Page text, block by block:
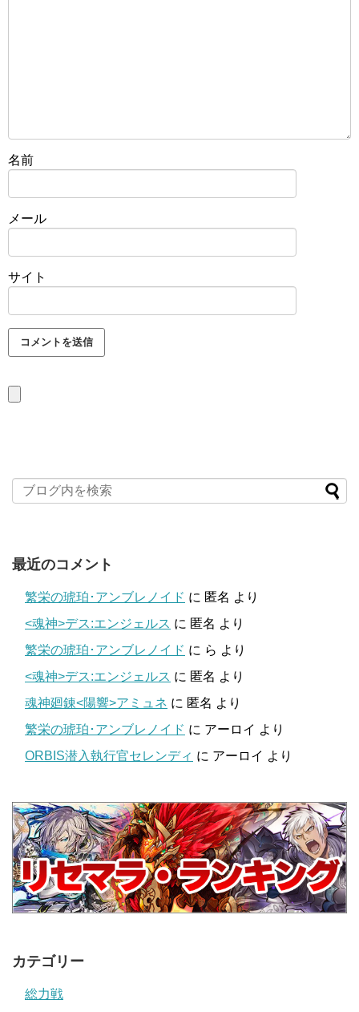
名前
メール
サイト
最近のコメント
繁栄の琥珀･アンブレノイド に 匿名 より
<魂神>デス:エンジェルス に 匿名 より
繁栄の琥珀･アンブレノイド に ら より
<魂神>デス:エンジェルス に 匿名 より
魂神廻錬<陽響>アミュネ に 匿名 より
繁栄の琥珀･アンブレノイド に アーロイ より
ORBIS潜入執行官セレンディ に アーロイ より
カテゴリー
総力戦